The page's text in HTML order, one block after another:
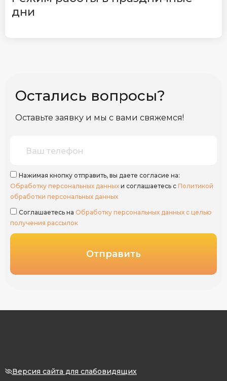
дни
Остались вопросы?
Оставьте заявку и мы с вами свяжемся!
Нажимая кнопку отправить, вы даете согласие на:
Обработку персональных данных и соглашаетесь с Политикой
обработки персональных данных
Соглашаетесь на Обработку персональных данных с целью
получения рассылок
Отправить
Версия сайта для слабовидящих